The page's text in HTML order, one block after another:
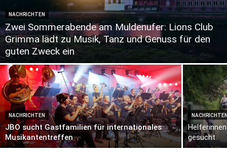
NACHRICHTEN
Zwei Sommerabende am Muldenufer: Lions Club
Grimma lädt zu Musik, Tanz und Genuss für den
guten Zweck ein
NACHRICHTEN
JBO sucht Gastfamilien für internationales
Musikantentreffen
gesucht